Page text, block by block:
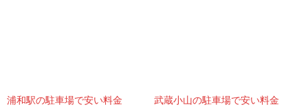
浦和駅の駐車場で安い料金
武蔵小山の駐車場で安い料金